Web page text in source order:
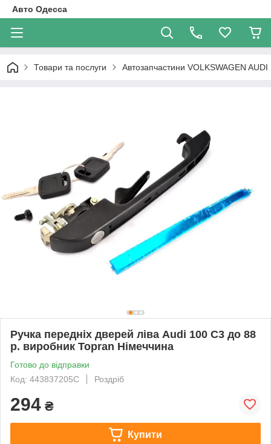
Авто Одесса
Товари та послуги Автозапчастини VOLKSWAGEN AUDI
Ручка передніх дверей ліва Audi 100 C3 до 88
р. виробник Topran Німеччина
Готово до відправки
Код: 443837205C
Роздріб
294 ₴
Купити